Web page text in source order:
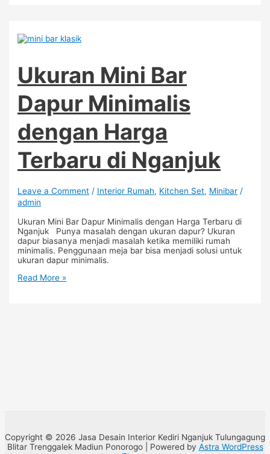
Ukuran Mini Bar
Dapur Minimalis
dengan Harga
Terbaru di Nganjuk
Leave a Comment / Interior Rumah, Kitchen Set, Minibar /
admin
Ukuran Mini Bar Dapur Minimalis dengan Harga Terbaru di
Nganjuk Punya masalah dengan ukuran dapur? Ukuran
dapur biasanya menjadi masalah ketika memiliki rumah
minimalis. Penggunaan meja bar bisa menjadi solusi untuk
ukuran dapur minimalis.
Read More »
Copyright © 2026 Jasa Desain Interior Kediri Nganjuk Tulungagung
Blitar Trenggalek Madiun Ponorogo | Powered by Astra WordPress